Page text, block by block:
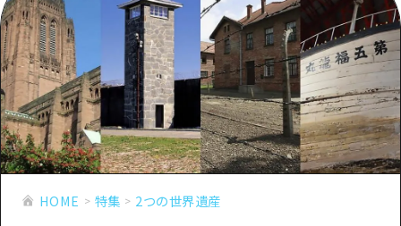
特集
特集一覧
おすすめ
アート
イベント・祭り
グルメ・酒
モデルコース
モデルコース一覧
Dive! Hiroshima 公式ガイド
広島もしもトラベル
スポット・体験
スポット・体験一覧
広島市周辺
イベント
HOME 特集 2つの世界遺産